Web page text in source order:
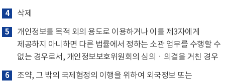
4 삭제
5
개인정보를 목적 외의 용도로 이용하거나 이를 제3자에게
제공하지 아니하면 다른 법률에서 정하는 소관 업무를 수행할 수
없는 경우로서, 개인정보보호위원회의 심의ㆍ의결을 거친 경우
6
조약, 그 밖의 국제협정의 이행을 위하여 외국정보 또는